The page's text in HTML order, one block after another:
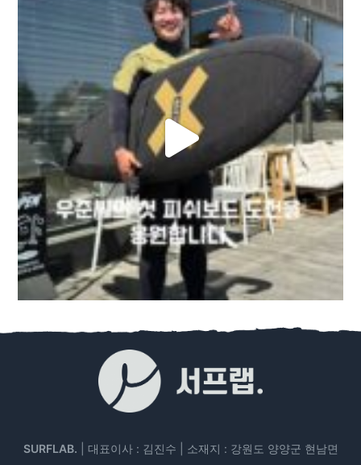
SURFLAB. | 대표이사 : 김진수 | 소재지 : 강원도 양양군 현남면